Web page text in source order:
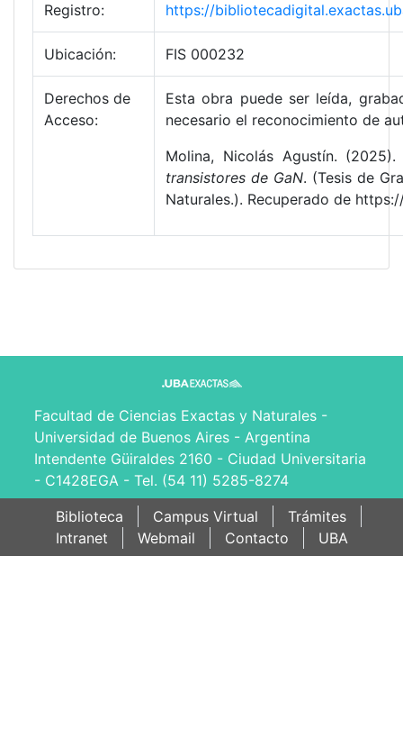
Registro: https://
Ubicación: FIS 000232
Derechos de
Acceso:
Esta obra puede ser leída,
necesario el reconocimiento de
Molina, Nicolás Agustín.
transistores de GaN. (Tesis de
Naturales.). Recuperado de
Facultad de Ciencias Exactas y Naturales -
Universidad de Buenos Aires - Argentina
Intendente Güiraldes 2160 - Ciudad Universitaria
- C1428EGA - Tel. (54 11) 5285-8274
Biblioteca
Campus Virtual
Trámites
Intranet
Webmail Contacto UBA